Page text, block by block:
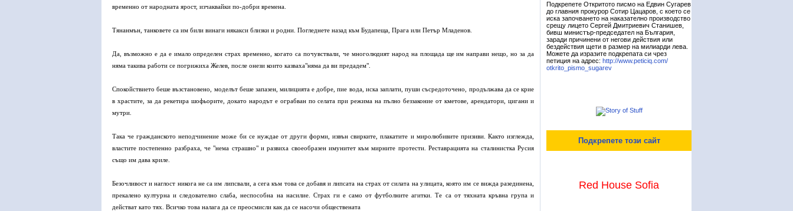
временно от народната ярост, изчаквайки по-добри времена.
Тянанмън, танковете са им били винаги някакси близки и родни. Погледнете назад към Будапеща, Прага или Петър Младенов.
Да, възможно е да е имало определен страх временно, когато са почувствали, че многолюдият народ на площада ще им направи нещо, но за да
няма такива работи се погрижиха Желев, после онези които казваха"няма да ви предадем".
Спокойствието беше възстановено, моделът беше запазен, милицията е добре, пие вода, иска заплати, пуши съсредоточено, продължава да се крие
в храстите, за да рекетира шофьорите, докато народът е ограбван по селата при режима на пълно беззаконие от кметове, арендатори, цигани и
мутри.
Така че гражданското неподчинение може би се нуждае от други форми, извън свирките, плакатите и миролюбивите призиви. Както изглежда,
властите постепенно разбраха, че "нема страшно" и развиха своеобразен имунитет към мирните протести. Реставрацията на сталинистка Русия
също им дава криле.
Безочливост и наглост никога не са им липсвали, а сега към това се добавя и липсата на страх от силата на улицата, която им се вижда разединена,
прекалено културна и следователно слаба, неспособна на насилие. Страх ги е само от футболните агитки. Те са от тяхната кръвна група и
действат като тях. Всичко това налага да се преосмисли как да се насочи обществената
Подкрепете Откритото писмо на Едвин Сугарев
до главния прокурор Сотир Цацаров, с което се
иска започването на наказателно производство
срещу лицето Сергей Дмитриевич Станишев,
бивш министър-председател на България,
заради причинени от негови действия или
бездействия щети в размер на милиарди лева.
Можете да изразите подкрепата си чрез
петиция на адрес: http://www.peticiq.com/
otkrito_pismo_sugarev
Подкрепете този сайт
Red House Sofia